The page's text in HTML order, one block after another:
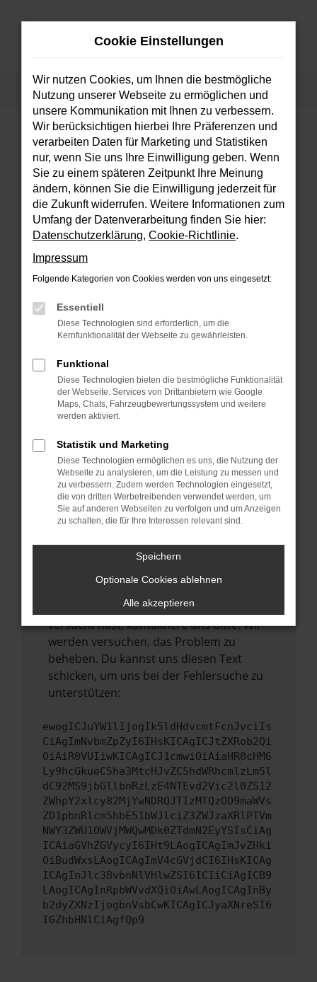
Zum
Startseite Fahrzeugsuche
FEHLER: NETWORK ERROR
Beim Laden ist ein Fehler aufgetreten.
Hier sind ein paar Tipps, die dir helfen können:
Überprüfe deine Firewall und deine
Internetverbindung.
Laden andere Webseiten, zum Beispiel
deine Suchmaschine?
Prüfe deine Browsererweiterungen.
Manche Erweiterungen, wie Werbeblocker,
können das Laden bestimmter Seiten
anderen Browser oder in einem privaten
Fenster?
Starte dein Gerät neu.
vorübergehende Probleme zu beheben.
Stelle sicher, dass dein Browser und dein
Betriebssystem auf dem neuesten Stand
sind.
Veraltete Software birgt nicht nur ein
führen, dass bestimmte Funktionen nicht
Wende dich an den Webseitenbetreiber.
Wenn du alle oben genannten Schritte
versucht hast, kontaktiere uns bitte. Wir
werden versuchen, das Problem zu
beheben. Du kannst uns diesen Text
schicken, um uns bei der Fehlersuche zu
unterstützen:
ewogICJuYW1lIjogIk5ldHdvcmtFcnJvciIs
CiAgImNvbmZpZyI6IHsKICAgICJtZXRob2Qi
OiAiR0VUIiwKICAgICJ1cmwiOiAiaHR0cHM6
Ly9hcGkueC5ha3MtcHJvZC5hdWRhcmlzLm5l
dC92MS9jbGllbnRzLzE4NTEvd2Vic2l0ZS12
ZWhpY2xlcy82MjYwNDRQJTIzMTQzOD9maWVs
ZD1pbnRlcm5hbE51bWJlciZ3ZWJzaXRlPTVm
NWY3ZWU1OWVjMWQwMDk0ZTdmN2EyYSIsCiAg
ICAiaGVhZGVycyI6IHt9LAogICAgImJvZHki
OiBudWxsLAogICAgImV4cGVjdCI6IHsKICAg
ICAgInJlc3BvbnNlVHlwZSI6ICIiCiAgICB9
LAogICAgInRpbWVvdXQiOiAwLAogICAgInBy
b2dyZXNzIjogbnVsbCwKICAgICJyaXNreSI6
IGZhbHNlCiAgfQp9
Cookie Einstellungen
Wir nutzen Cookies, um Ihnen die bestmögliche
Nutzung unserer Webseite zu ermöglichen und
unsere Kommunikation mit Ihnen zu verbessern.
Wir berücksichtigen hierbei Ihre Präferenzen und
verarbeiten Daten für Marketing und Statistiken
nur, wenn Sie uns Ihre Einwilligung geben. Wenn
Sie zu einem späteren Zeitpunkt Ihre Meinung
ändern, können Sie die Einwilligung jederzeit für
die Zukunft widerrufen. Weitere Informationen zum
Umfang der Datenverarbeitung finden Sie hier:
Datenschutzerklärung, Cookie-Richtlinie.
Impressum
Folgende Kategorien von Cookies werden von uns eingesetzt:
Essentiell
Diese Technologien sind erforderlich, um die
Kernfunktionalität der Webseite zu gewährleisten.
Funktional
Diese Technologien bieten die bestmögliche Funktionalität
der Webseite. Services von Drittanbietern wie Google
Maps, Chats, Fahrzeugbewertungssystem und weitere
werden aktiviert.
Statistik und Marketing
Diese Technologien ermöglichen es uns, die Nutzung der
Webseite zu analysieren, um die Leistung zu messen und
zu verbessern. Zudem werden Technologien eingesetzt,
die von dritten Werbetreibenden verwendet werden, um
Sie auf anderen Webseiten zu verfolgen und um Anzeigen
zu schalten, die für Ihre Interessen relevant sind.
Speichern
Optionale Cookies ablehnen
Alle akzeptieren